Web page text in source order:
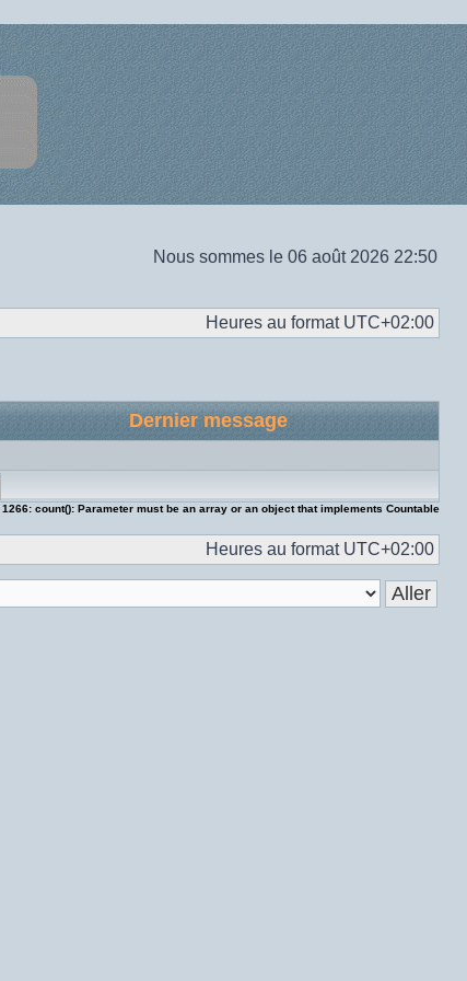
Nous sommes le 06 août 2026 22:50
Heures au format UTC+02:00
Dernier message
1266: count(): Parameter must be an array or an object that implements Countable
Heures au format UTC+02:00